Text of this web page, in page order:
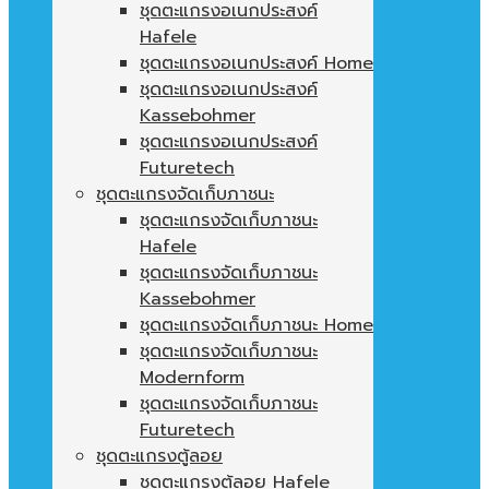
ชุดตะแกรงอเนกประสงค์
Hafele
ชุดตะแกรงอเนกประสงค์ Home
ชุดตะแกรงอเนกประสงค์
Kassebohmer
ชุดตะแกรงอเนกประสงค์
Futuretech
ชุดตะแกรงจัดเก็บภาชนะ
ชุดตะแกรงจัดเก็บภาชนะ
Hafele
ชุดตะแกรงจัดเก็บภาชนะ
Kassebohmer
ชุดตะแกรงจัดเก็บภาชนะ Home
ชุดตะแกรงจัดเก็บภาชนะ
Modernform
ชุดตะแกรงจัดเก็บภาชนะ
Futuretech
ชุดตะแกรงตู้ลอย
ชุดตะแกรงตู้ลอย Hafele